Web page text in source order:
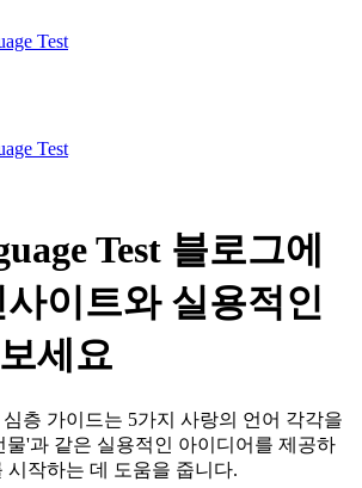
Test
Test
Test 블로그에
이트와 실용적인
세요
층 가이드는 5가지 사랑의 언어 각각을
물'과 같은 실용적인 아이디어를 제공하
시작하는 데 도움을 줍니다.